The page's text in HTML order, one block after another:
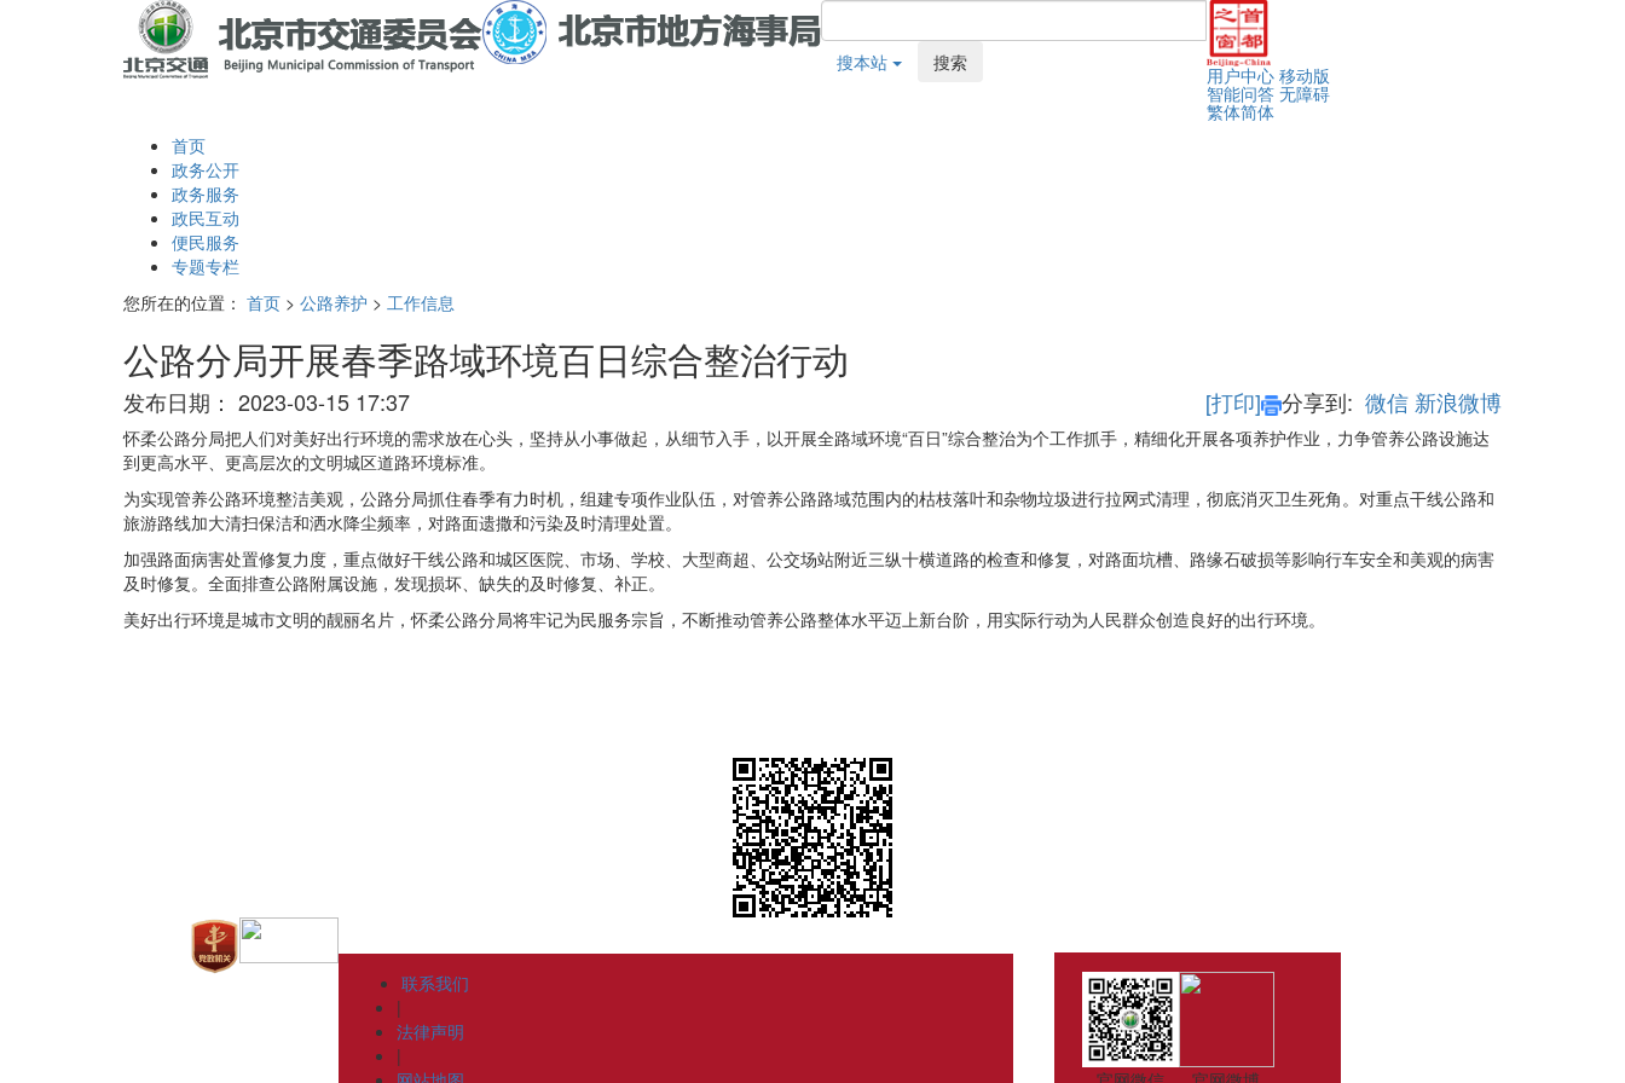
搜本站 搜索
用户中心 移动版
智能问答 无障碍
繁体简体
首页
政务公开
政务服务
政民互动
便民服务
专题专栏
您所在的位置： 首页 > 公路养护 > 工作信息
公路分局开展春季路域环境百日综合整治行动
发布日期： 2023-03-15 17:37 [打印] 分享到: 微信 新浪微博
怀柔公路分局把人们对美好出行环境的需求放在心头，坚持从小事做起，从细节入手，以开展全路域环境“百日”综合整治为个工作抓手，精细化开展各项养护作业，力争管养公路设施达
到更高水平、更高层次的文明城区道路环境标准。
为实现管养公路环境整洁美观，公路分局抓住春季有力时机，组建专项作业队伍，对管养公路路域范围内的枯枝落叶和杂物垃圾进行拉网式清理，彻底消灭卫生死角。对重点干线公路和
旅游路线加大清扫保洁和洒水降尘频率，对路面遗撒和污染及时清理处置。
加强路面病害处置修复力度，重点做好干线公路和城区医院、市场、学校、大型商超、公交场站附近三纵十横道路的检查和修复，对路面坑槽、路缘石破损等影响行车安全和美观的病害
及时修复。全面排查公路附属设施，发现损坏、缺失的及时修复、补正。
美好出行环境是城市文明的靓丽名片，怀柔公路分局将牢记为民服务宗旨，不断推动管养公路整体水平迈上新台阶，用实际行动为人民群众创造良好的出行环境。
联系我们
|
法律声明
|